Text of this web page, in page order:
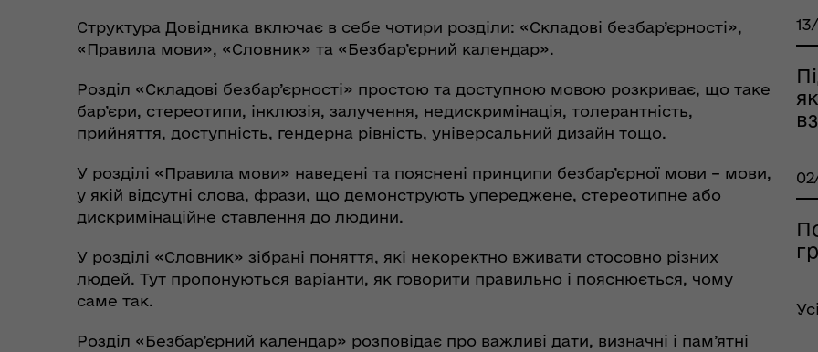
надзвичайних ситуаціях
(КШППВ)
Структура Довідника включає в себе чотири розділи: «Складові безбар’єрності»,
«Правила мови», «Словник» та «Безбар’єрний календар».
Розділ «Складові безбар’єрності» простою та доступною мовою розкриває, що таке
бар’єри, стереотипи, інклюзія, залучення, недискримінація, толерантність,
прийняття, доступність, гендерна рівність, універсальний дизайн тощо.
У розділі «Правила мови» наведені та пояснені принципи безбар’єрної мови – мови,
у якій відсутні слова, фрази, що демонструють упереджене, стереотипне або
дискримінаційне ставлення до людини.
У розділі «Словник» зібрані поняття, які некоректно вживати стосовно різних
людей. Тут пропонуються варіанти, як говорити правильно і пояснюється, чому
саме так.
Розділ «Безбар’єрний календар» розповідає про важливі дати, визначні і пам’ятні